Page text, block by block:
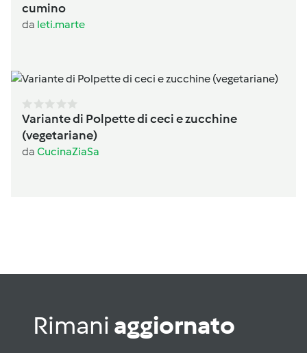
cumino
da leti.marte
Variante di Polpette di ceci e zucchine
(vegetariane)
da CucinaZiaSa
Rimani aggiornato